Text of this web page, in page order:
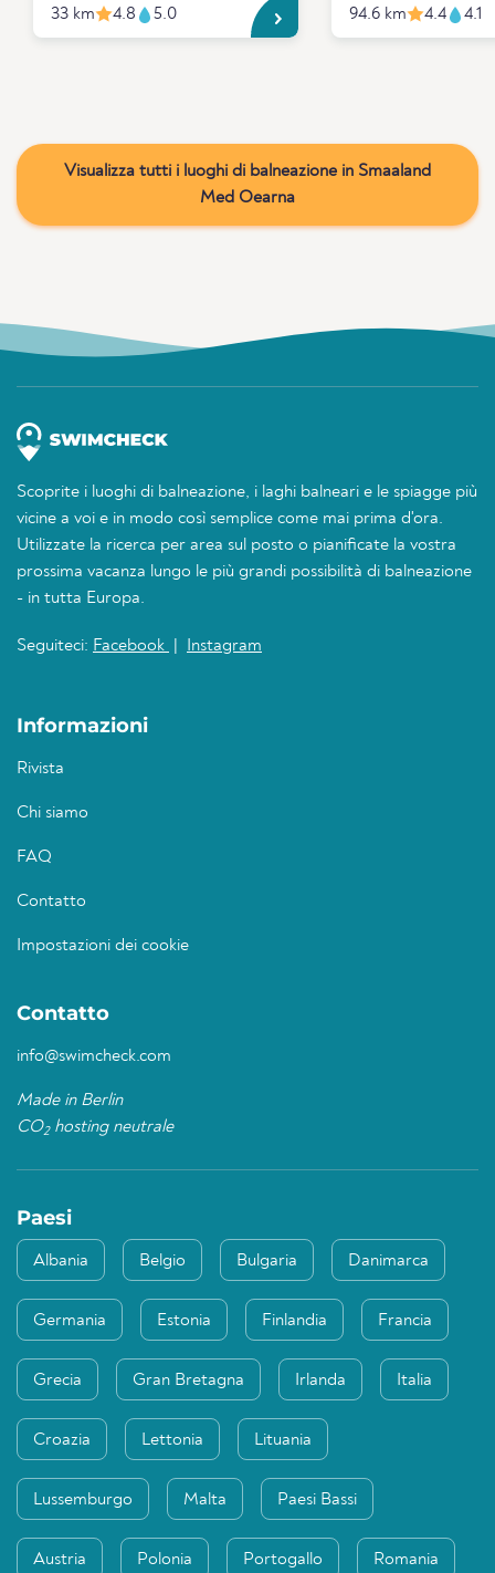
33 km 4.8 5.0 94.6 km 4.4 4.1
Visualizza tutti i luoghi di balneazione in Smaaland
Med Oearna
Scoprite i luoghi di balneazione, i laghi balneari e le spiagge più
vicine a voi e in modo così semplice come mai prima d'ora.
Utilizzate la ricerca per area sul posto o pianificate la vostra
prossima vacanza lungo le più grandi possibilità di balneazione
- in tutta Europa.
Seguiteci: Facebook Instagram
Informazioni
Rivista
Chi siamo
FAQ
Contatto
Impostazioni dei cookie
Contatto
info@swimcheck.com
Made in Berlin
CO2hosting neutrale
Paesi
Albania Belgio Bulgaria Danimarca
Germania Estonia Finlandia Francia
Grecia Gran Bretagna Irlanda Italia
Croazia Lettonia Lituania
Lussemburgo Malta Paesi Bassi
Austria Polonia Portogallo Romania